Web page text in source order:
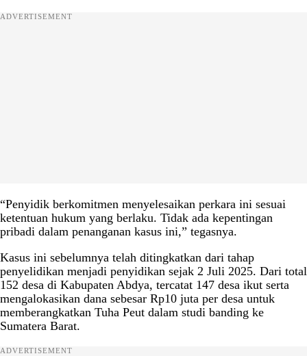
ADVERTISEMENT
“Penyidik berkomitmen menyelesaikan perkara ini sesuai
ketentuan hukum yang berlaku. Tidak ada kepentingan
pribadi dalam penanganan kasus ini,” tegasnya.
Kasus ini sebelumnya telah ditingkatkan dari tahap
penyelidikan menjadi penyidikan sejak 2 Juli 2025. Dari total
152 desa di Kabupaten Abdya, tercatat 147 desa ikut serta
mengalokasikan dana sebesar Rp10 juta per desa untuk
memberangkatkan Tuha Peut dalam studi banding ke
Sumatera Barat.
ADVERTISEMENT